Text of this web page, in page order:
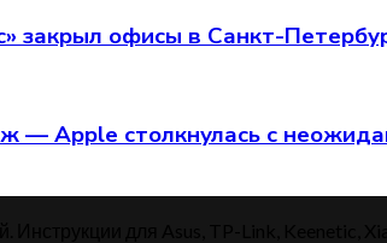
закрыл офисы в Санкт-
Apple столкнулась с